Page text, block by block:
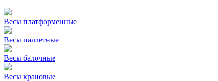
Весы платформенные
Весы паллетные
Весы балочные
Весы крановые